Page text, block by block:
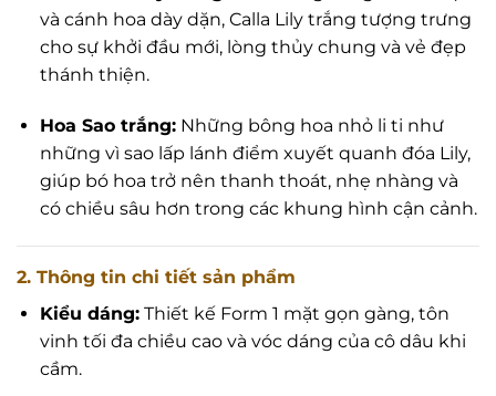
và cánh hoa dày dặn, Calla Lily trắng tượng trưng
cho sự khởi đầu mới, lòng thủy chung và vẻ đẹp
thánh thiện.
Hoa Sao trắng:Những bông hoa nhỏ li ti như
những vì sao lấp lánh điểm xuyết quanh đóa Lily,
giúp bó hoa trở nên thanh thoát, nhẹ nhàng và
có chiều sâu hơn trong các khung hình cận cảnh.
2. Thông tin chi tiết sản phẩm
Kiểu dáng:Thiết kế Form 1 mặt gọn gàng, tôn
vinh tối đa chiều cao và vóc dáng của cô dâu khi
cầm.